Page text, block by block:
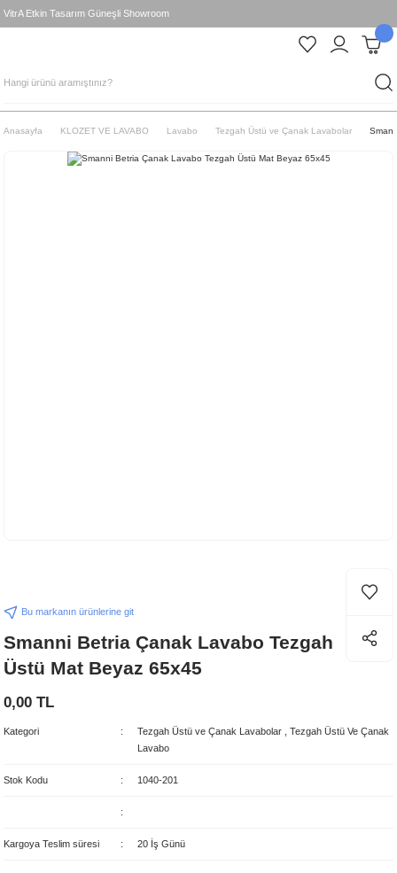
VitrA Etkin Tasarım Güneşli Showroom
Anasayfa KLOZET VE LAVABO Lavabo Tezgah Üstü ve Çanak Lavabolar
Bu markanın ürünlerine git
Smanni Betria Çanak Lavabo Tezgah
Üstü Mat Beyaz 65x45
0,00 TL
Kategori Tezgah Üstü ve Çanak Lavabolar
Tezgah Üstü Ve Çanak
Lavabo
Stok Kodu 1040-201
Kargoya Teslim süresi 20 İş Günü